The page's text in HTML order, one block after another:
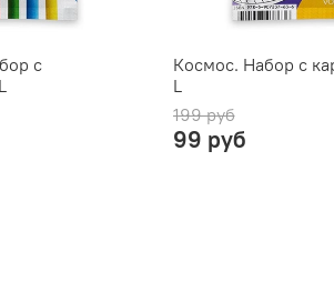
с
Космос. Набор с
L
199 руб
99 руб